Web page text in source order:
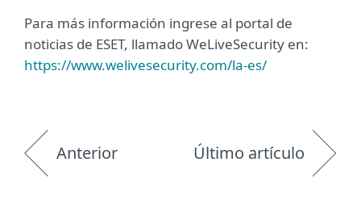
Para más información ingrese al portal de
noticias de ESET, llamado WeLiveSecurity en:
https://www.welivesecurity.com/la-es/
Anterior Último artículo